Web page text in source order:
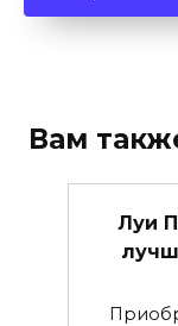
Вам
Луи